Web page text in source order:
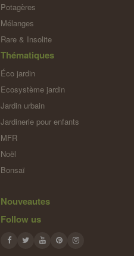
Potagères
Mélanges
Rare & Insolite
Thématiques
Éco jardin
Ecosystème jardin
Jardin urbain
Jardinerie pour enfants
MFR
Noël
Bonsaï
Nouveautes
Follow us